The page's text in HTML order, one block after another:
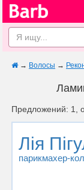
→ Волосы →
Предложений: 1,
Лія
парикмахер-